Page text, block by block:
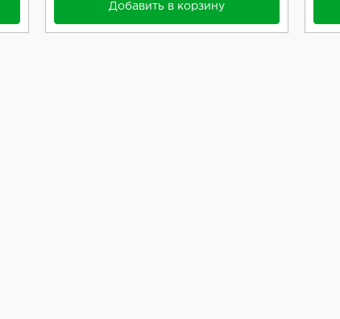
Добавить в корзину